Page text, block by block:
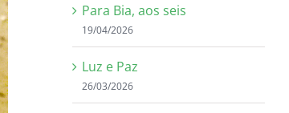
Para Bia, aos seis
19/04/2026
Luz e Paz
26/03/2026